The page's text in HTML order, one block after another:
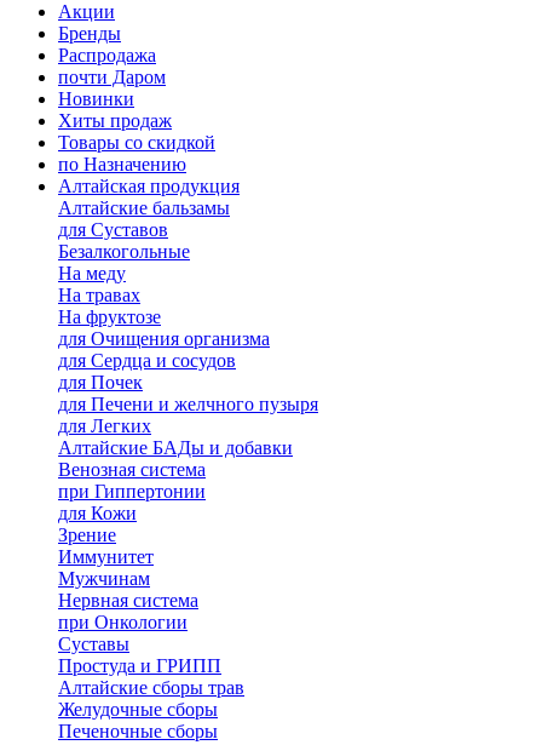
Акции
Бренды
Распродажа
почти Даром
Новинки
Хиты продаж
Товары со скидкой
по Назначению
Алтайская продукция
Алтайские бальзамы
для Суставов
Безалкогольные
На меду
На травах
На фруктозе
для Очищения организма
для Сердца и сосудов
для Почек
для Печени и желчного пузыря
для Легких
Алтайские БАДы и добавки
Венозная система
при Гиппертонии
для Кожи
Зрение
Иммунитет
Мужчинам
Нервная система
при Онкологии
Суставы
Простуда и ГРИПП
Алтайские сборы трав
Желудочные сборы
Печеночные сборы